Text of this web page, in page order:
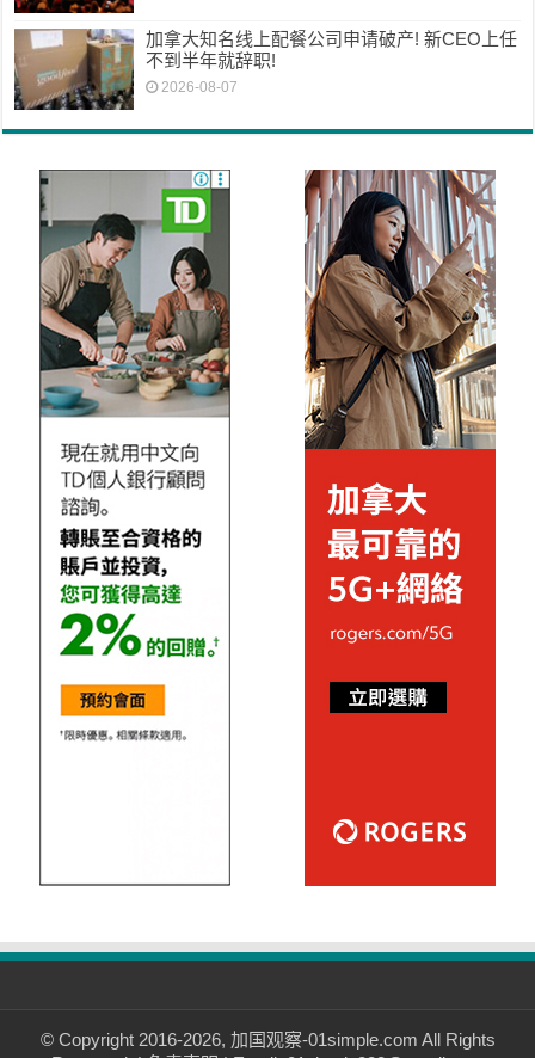
加拿大知名线上配餐公司申请破产! 新CEO上任
不到半年就辞职!
2026-08-07
© Copyright 2016-2026, 加国观察-01simple.com All Rights